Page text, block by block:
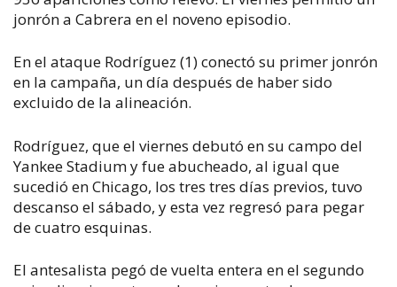
jonrón a Cabrera en el noveno episodio.
En el ataque Rodríguez (1) conectó su primer jonrón
en la campaña, un día después de haber sido
excluido de la alineación.
Rodríguez, que el viernes debutó en su campo del
Yankee Stadium y fue abucheado, al igual que
sucedió en Chicago, los tres tres días previos, tuvo
descanso el sábado, y esta vez regresó para pegar
de cuatro esquinas.
El antesalista pegó de vuelta entera en el segundo